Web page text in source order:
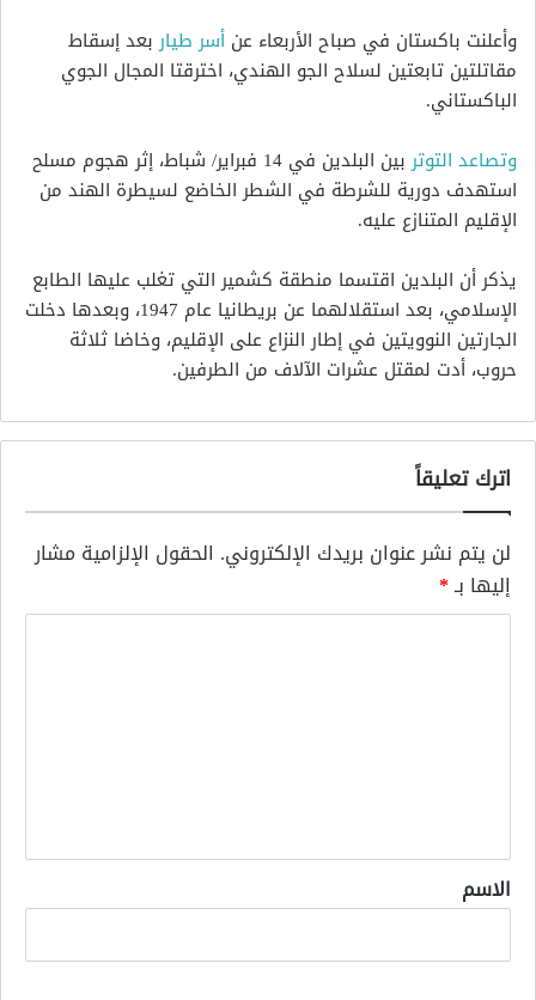
وأعلنت باكستان في صباح الأربعاء عن أسر طياربعد إسقاط
مقاتلتين تابعتين لسلاح الجو الهندي، اخترقتا المجال الجوي
الباكستاني.
وتصاعد التوتر
بين البلدين في 14 فبراير/ شباط، إثر هجوم مسلح
استهدف دورية للشرطة في الشطر الخاضع لسيطرة الهند من
الإقليم المتنازع عليه.
يذكر أن البلدين اقتسما منطقة كشمير التي تغلب عليها الطابع
الإسلامي، بعد استقلالهما عن بريطانيا عام 1947، وبعدها دخلت
الجارتين النوويتين في إطار النزاع على الإقليم، وخاضا ثلاثة
حروب، أدت لمقتل عشرات الآلاف من الطرفين.
اترك تعليقاً
لن يتم نشر عنوان بريدك الإلكتروني. الحقول الإلزامية مشار
إليها بـ*
*
الاسم